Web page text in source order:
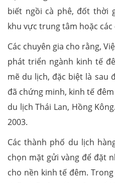
biết ngồi cà phê, đốt thời
khu vực trung tâm hoặc các
Các chuyên gia cho rằng,
phát triển ngành kinh tế
mẽ du lịch, đặc biệt là sau
đã chứng minh, kinh tế
du lịch Thái Lan, Hồng
2003.
Các thành phố du lịch
chọn mặt gửi vàng để đặt
cho nền kinh tế đêm.